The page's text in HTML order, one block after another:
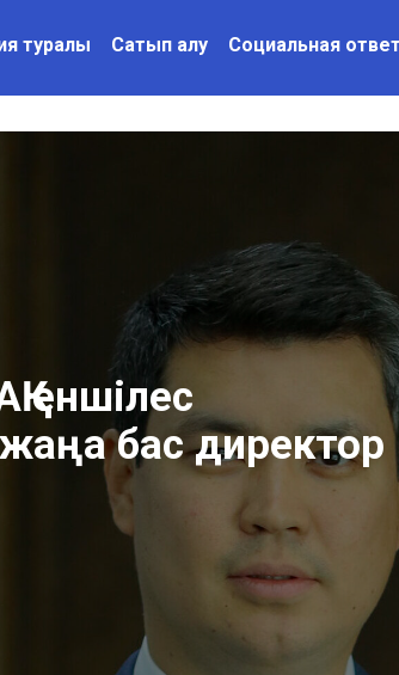
туралы Сатып алу Социальная
еншілес
бас директор